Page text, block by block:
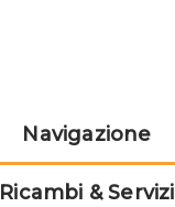
Navigazione
Ricambi & Servizi